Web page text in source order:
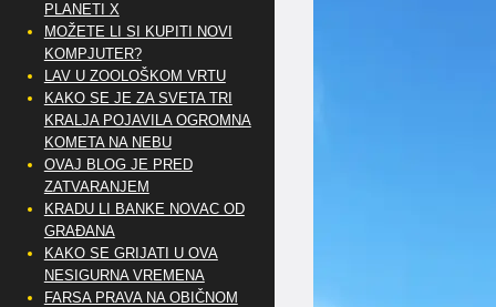
PLANETI X
MOŽETE LI SI KUPITI NOVI
KOMPJUTER?
LAV U ZOOLOŠKOM VRTU
KAKO SE JE ZA SVETA TRI
KRALJA POJAVILA OGROMNA
KOMETA NA NEBU
OVAJ BLOG JE PRED
ZATVARANJEM
KRADU LI BANKE NOVAC OD
GRAĐANA
KAKO SE GRIJATI U OVA
NESIGURNA VREMENA
FARSA PRAVA NA OBIČNOM